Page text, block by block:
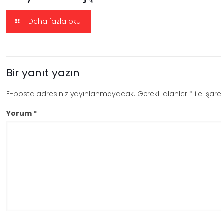
Daha fazla oku
Bir yanıt yazın
E-posta adresiniz yayınlanmayacak. Gerekli alanlar * ile
Yorum *